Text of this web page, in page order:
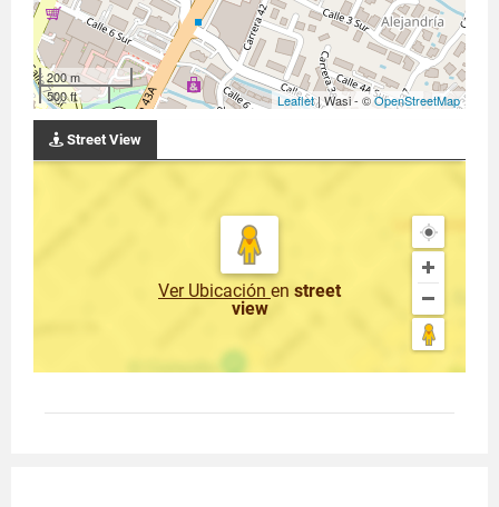
200 m
500 ft
Leaflet| Wasi - ©OpenStreetMap
Street View
Ver Ubicación en street
view